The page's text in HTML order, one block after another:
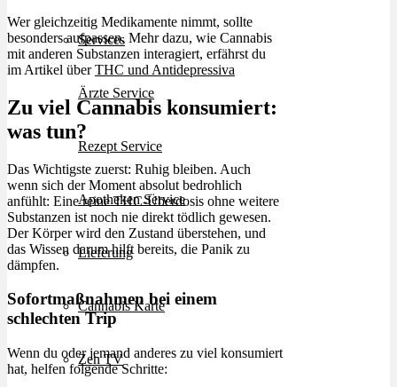
Services
Ärzte Service
Rezept Service
Apotheken Service
Lieferung
Cannabis Karte
Zen TV
Wer gleichzeitig Medikamente nimmt, sollte
besonders aufpassen. Mehr dazu, wie Cannabis
mit anderen Substanzen interagiert, erfährst du
im Artikel überTHC und Antidepressiva
Zu viel Cannabis konsumiert:
was tun?
Das Wichtigste zuerst: Ruhig bleiben. Auch
wenn sich der Moment absolut bedrohlich
anfühlt: Eine reine THC-Überdosis ohne weitere
Substanzen ist noch nie direkt tödlich gewesen.
Der Körper wird den Zustand überstehen, und
das Wissen darum hilft bereits, die Panik zu
dämpfen.
Sofortmaßnahmen bei einem
schlechten Trip
Wenn du oder jemand anderes zu viel konsumiert
hat, helfen folgende Schritte: